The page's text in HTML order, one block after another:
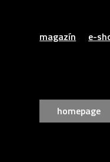
magazín e-
homepage